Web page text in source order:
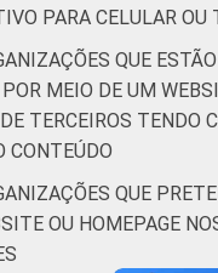
Saúde e
assistência
social
Habitação e
meio ambiente
Outros
PARA CELULAR OU
QUE
MEIO DE UM
TERCEIROS TENDO
CONTEÚDO
QUE
OU HOMEPAGE